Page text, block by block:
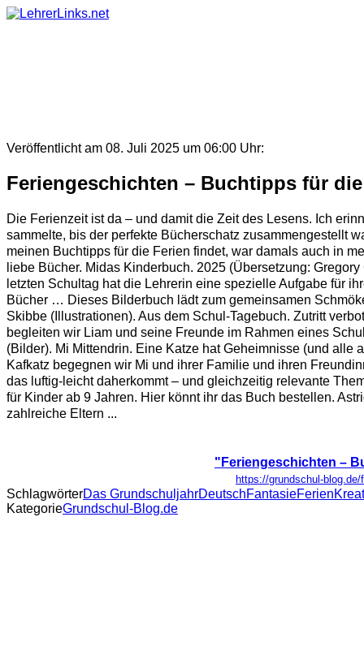
Skip
Veröffentlicht am 08. Juli 2025 um 06:00 Uhr:
Feriengeschichten – Buchtipps für
Die Ferienzeit ist da – und damit die Zeit des Lesens. Ich
sammelte, bis der perfekte Bücherschatz zusammengestellt
meinen Buchtipps für die Ferien findet, war damals auch in
liebe Bücher. Midas Kinderbuch. 2025 (Übersetzung:
letzten Schultag hat die Lehrerin eine spezielle Aufgabe für
Bücher … Dieses Bilderbuch lädt zum gemeinsamen
Skibbe (Illustrationen). Aus dem Schul-Tagebuch. Zutritt
begleiten wir Liam und seine Freunde im Rahmen eines
(Bilder). Mi Mittendrin. Eine Katze hat Geheimnisse (und
Kafkatz begegnen wir Mi und ihrer Familie und ihren
das luftig-leicht daherkommt – und gleichzeitig relevante
für Kinder ab 9 Jahren. Hier könnt ihr das Buch bestellen.
zahlreiche Eltern ...
"Feriengeschichten –
https://grundschul-
SchlagwörterDas GrundschuljahrDeutschFantasieFerien
KategorieGrundschul-Blog.de